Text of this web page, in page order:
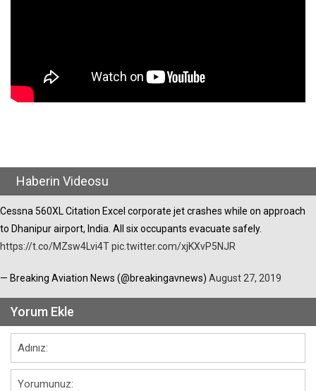
Haberin Videosu
Cessna 560XL Citation Excel corporate jet crashes while on approach
to Dhanipur airport, India. All six occupants evacuate safely.
https://t.co/MZsw4Lvi4Tpic.twitter.com/xjKXvP5NJR
— Breaking Aviation News (@breakingavnews) August 27, 2019
Yorum Ekle